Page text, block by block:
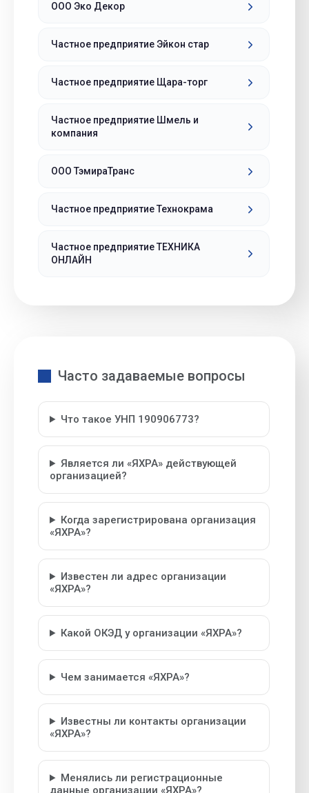
ООО Эко Декор
Частное предприятие Эйкон стар
Частное предприятие Щара-торг
Частное предприятие Шмель и
компания
ООО ТэмираТранс
Частное предприятие Технокрама
Частное предприятие ТЕХНИКА
ОНЛАЙН
Часто задаваемые вопросы
Что такое УНП 190906773?
Является ли «ЯХРА» действующей
организацией?
Когда зарегистрирована организация
«ЯХРА»?
Известен ли адрес организации
«ЯХРА»?
Какой ОКЭД у организации «ЯХРА»?
Чем занимается «ЯХРА»?
Известны ли контакты организации
«ЯХРА»?
Менялись ли регистрационные
данные организации «ЯХРА»?